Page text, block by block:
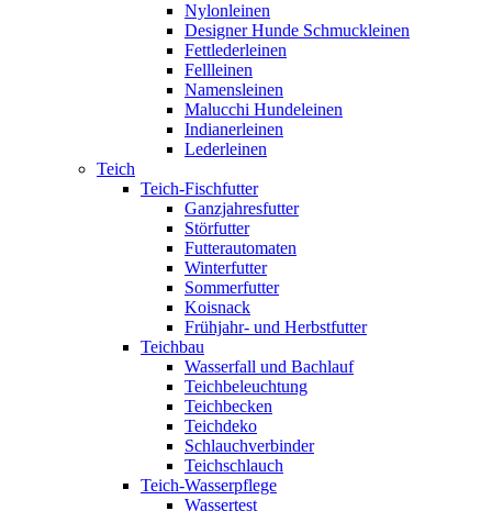
Nylonleinen
Designer Hunde Schmuckleinen
Fettlederleinen
Fellleinen
Namensleinen
Malucchi Hundeleinen
Indianerleinen
Lederleinen
Teich
Teich-Fischfutter
Ganzjahresfutter
Störfutter
Futterautomaten
Winterfutter
Sommerfutter
Koisnack
Frühjahr- und Herbstfutter
Teichbau
Wasserfall und Bachlauf
Teichbeleuchtung
Teichbecken
Teichdeko
Schlauchverbinder
Teichschlauch
Teich-Wasserpflege
Wassertest